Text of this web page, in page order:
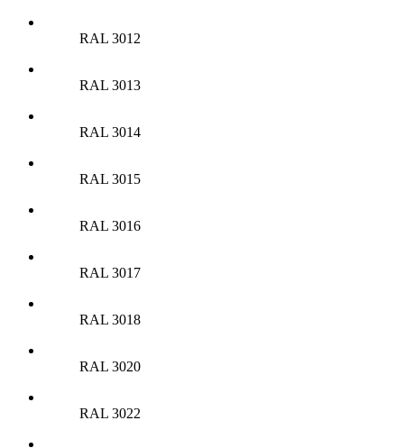
RAL 3012
RAL 3013
RAL 3014
RAL 3015
RAL 3016
RAL 3017
RAL 3018
RAL 3020
RAL 3022